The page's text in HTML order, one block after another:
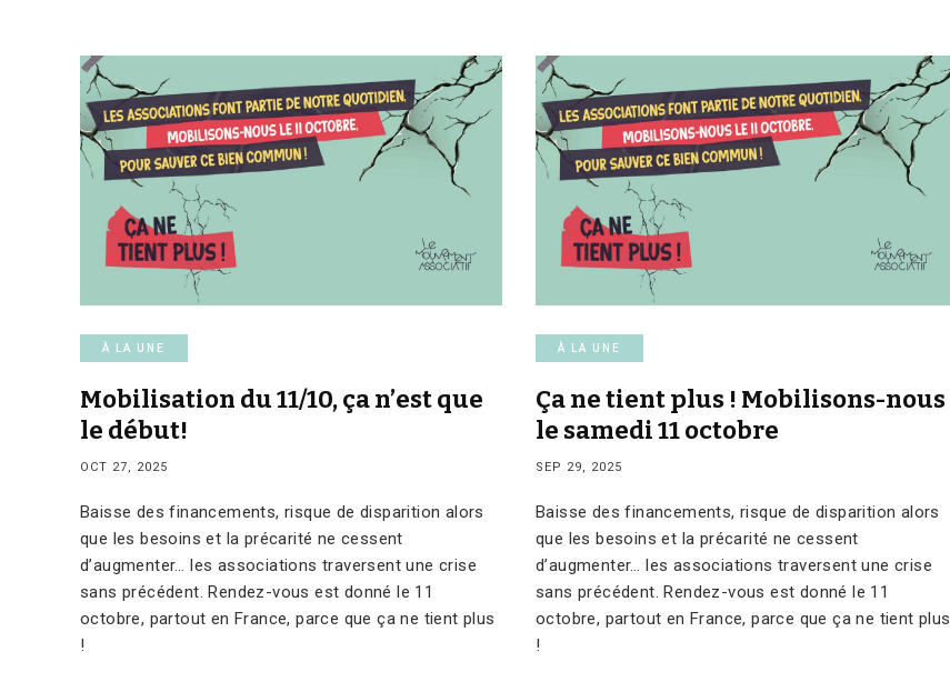
À LA UNE
Mobilisation du 11/10, ça n’est que
le début!
OCT 27, 2025
Baisse des financements, risque de disparition alors
que les besoins et la précarité ne cessent
d’augmenter… les associations traversent une crise
sans précédent. Rendez-vous est donné le 11
octobre, partout en France, parce que ça ne tient plus
!
À LA UNE
Ça ne tient plus ! Mobilisons-nous
le samedi 11 octobre
SEP 29, 2025
Baisse des financements, risque de disparition alors
que les besoins et la précarité ne cessent
d’augmenter… les associations traversent une crise
sans précédent. Rendez-vous est donné le 11
octobre, partout en France, parce que ça ne tient plus
!